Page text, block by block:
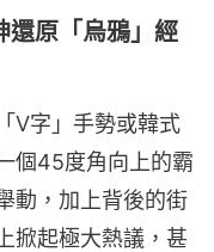
還原「烏鴉」經
V字」手勢或韓式
個45度角向上的霸
動，加上背後的街
掀起極大熱議，甚